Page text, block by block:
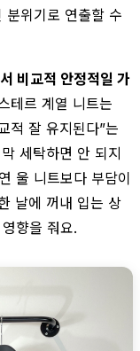
분위기로 연출할 수
비교적 안정적일 가
테르 계열 니트는
적 잘 유지된다”는
세탁하면 안 되지
울 니트보다 부담이
날에 꺼내 입는 상
향을 줘요.